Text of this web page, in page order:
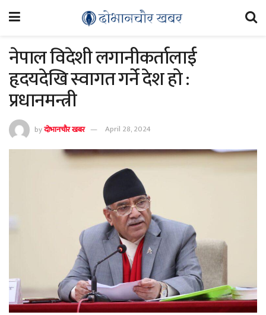
नेपाल विदेशी लगानीकर्तालाई
हृदयदेखि स्वागत गर्ने देश हो :
प्रधानमन्त्री
byदोभानचौर खबर April 28, 2024